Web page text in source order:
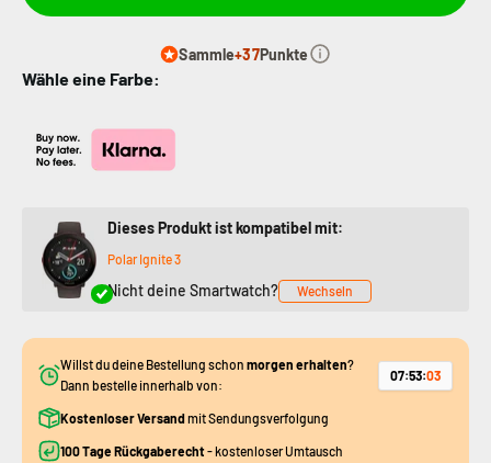
Sammle+37Punkte
Wähle eine Farbe:
Dieses Produkt ist kompatibel mit:
Polar Ignite 3
Nicht deine Smartwatch? Wechseln
Willst du deine Bestellung schon morgen erhalten?
Dann bestelle innerhalb von:
07:53:02
Kostenloser Versandmit Sendungsverfolgung
100 Tage Rückgaberecht- kostenloser Umtausch